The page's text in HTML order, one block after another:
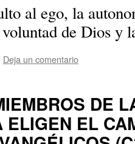
al ego, la
de Dios y
Deja un comentario
DE
ELIGEN EL